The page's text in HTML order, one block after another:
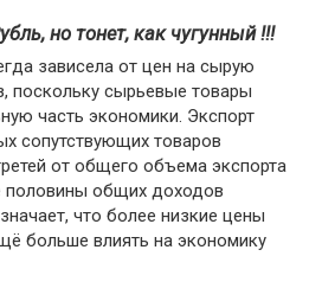
но тонет, как чугунный !!!
зависела от цен на сырую
поскольку сырьевые товары
часть экономики. Экспорт
сопутствующих товаров
от общего объема экспорта
половины общих доходов
что более низкие цены
больше влиять на экономику